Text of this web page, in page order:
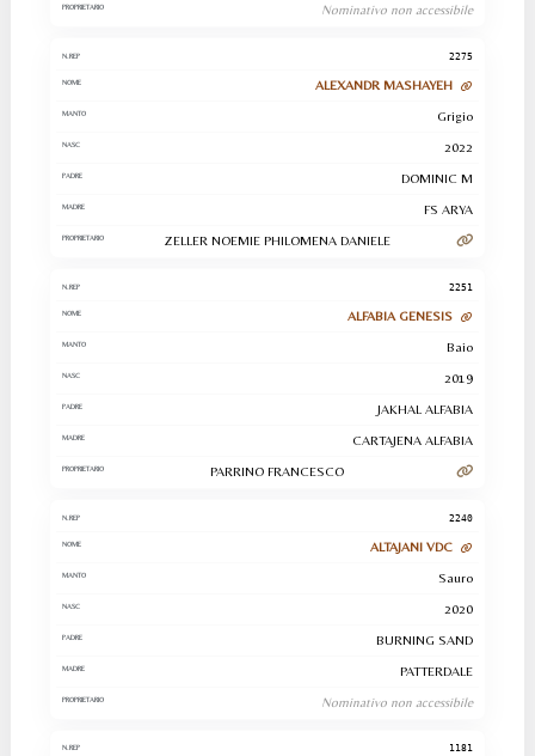
Nominativo non accessibile
2275
ALEXANDR MASHAYEH
Grigio
2022
DOMINIC M
FS ARYA
ZELLER NOEMIE PHILOMENA DANIELE
2251
ALFABIA GENESIS
Baio
2019
JAKHAL ALFABIA
CARTAJENA ALFABIA
PARRINO FRANCESCO
2240
ALTAJANI VDC
Sauro
2020
BURNING SAND
PATTERDALE
Nominativo non accessibile
1181